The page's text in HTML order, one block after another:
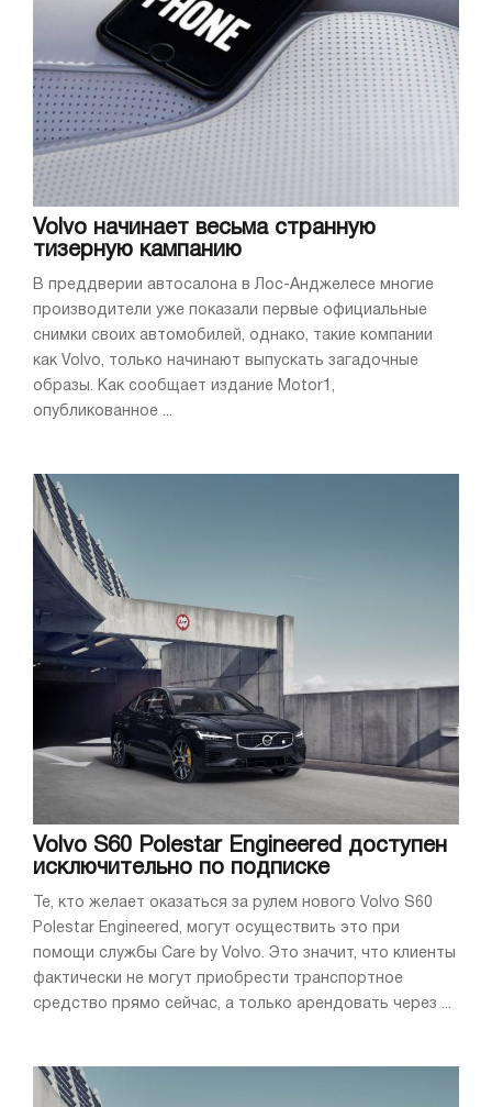
Volvo начинает весьма странную
тизерную кампанию
В преддверии автосалона в Лос-Анджелесе многие
производители уже показали первые официальные
снимки своих автомобилей, однако, такие компании
как Volvo, только начинают выпускать загадочные
образы. Как сообщает издание Motor1,
опубликованное ...
Volvo S60 Polestar Engineered доступен
исключительно по подписке
Те, кто желает оказаться за рулем нового Volvo S60
Polestar Engineered, могут осуществить это при
помощи службы Care by Volvo. Это значит, что клиенты
фактически не могут приобрести транспортное
средство прямо сейчас, а только арендовать через ...